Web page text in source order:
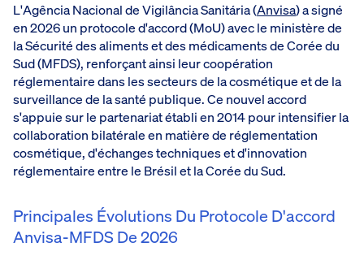
L'Agência Nacional de Vigilância Sanitária (Anvisa) a signé
en 2026 un protocole d'accord (MoU) avec le ministère de
la Sécurité des aliments et des médicaments de Corée du
Sud (MFDS), renforçant ainsi leur coopération
réglementaire dans les secteurs de la cosmétique et de la
surveillance de la santé publique. Ce nouvel accord
s'appuie sur le partenariat établi en 2014 pour intensifier la
collaboration bilatérale en matière de réglementation
cosmétique, d'échanges techniques et d'innovation
réglementaire entre le Brésil et la Corée du Sud.
Principales Évolutions Du Protocole D'accord
Anvisa-MFDS De 2026